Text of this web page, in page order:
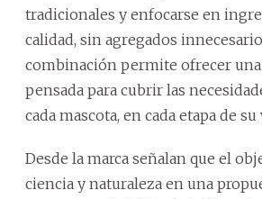
tradicionales y enfocarse en
calidad, sin agregados
combinación permite ofrecer
pensada para cubrir las
cada mascota, en cada etapa de su
Desde la marca señalan que el
ciencia y naturaleza en una